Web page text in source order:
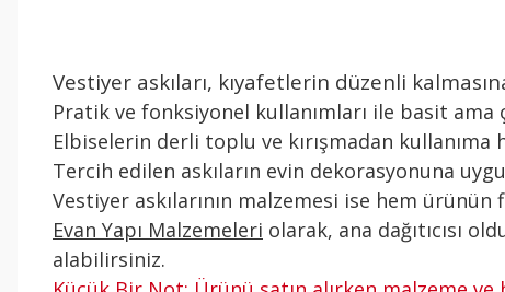
Vestiyer askıları, kıyafetlerin düzenli
Pratik ve fonksiyonel kullanımları ile basit
Elbiselerin derli toplu ve kırışmadan kullanıma
Tercih edilen askıların evin dekorasyonuna
Vestiyer askılarının malzemesi ise hem
Evan Yapı Malzemeleri olarak, ana dağıtıcısı
alabilirsiniz.